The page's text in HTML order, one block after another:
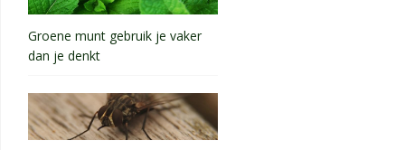
Groene munt gebruik je vaker
dan je denkt